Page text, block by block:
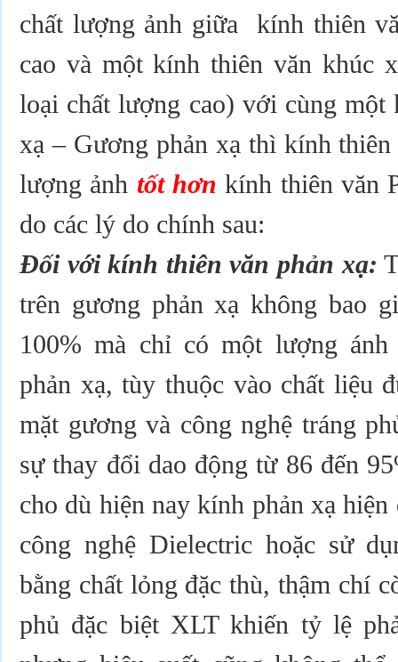
chất lượng ảnh giữa kính thiên
cao và một kính thiên văn khúc
loại chất lượng cao) với cùng
xạ – Gương phản xạ thì kính
lượng ảnh tốt hơn kính thiên văn
do các lý do chính sau:
Đối với kính thiên văn phản xạ:
trên gương phản xạ không bao
100% mà chỉ có một lượng ánh
phản xạ, tùy thuộc vào chất liệu
mặt gương và công nghệ tráng
sự thay đổi dao động từ 86 đến
cho dù hiện nay kính phản xạ
công nghệ Dielectric hoặc sử
bằng chất lỏng đặc thù, thậm chí
phủ đặc biệt XLT khiến tỷ lệ